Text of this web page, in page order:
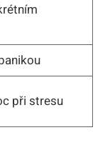
při stresu